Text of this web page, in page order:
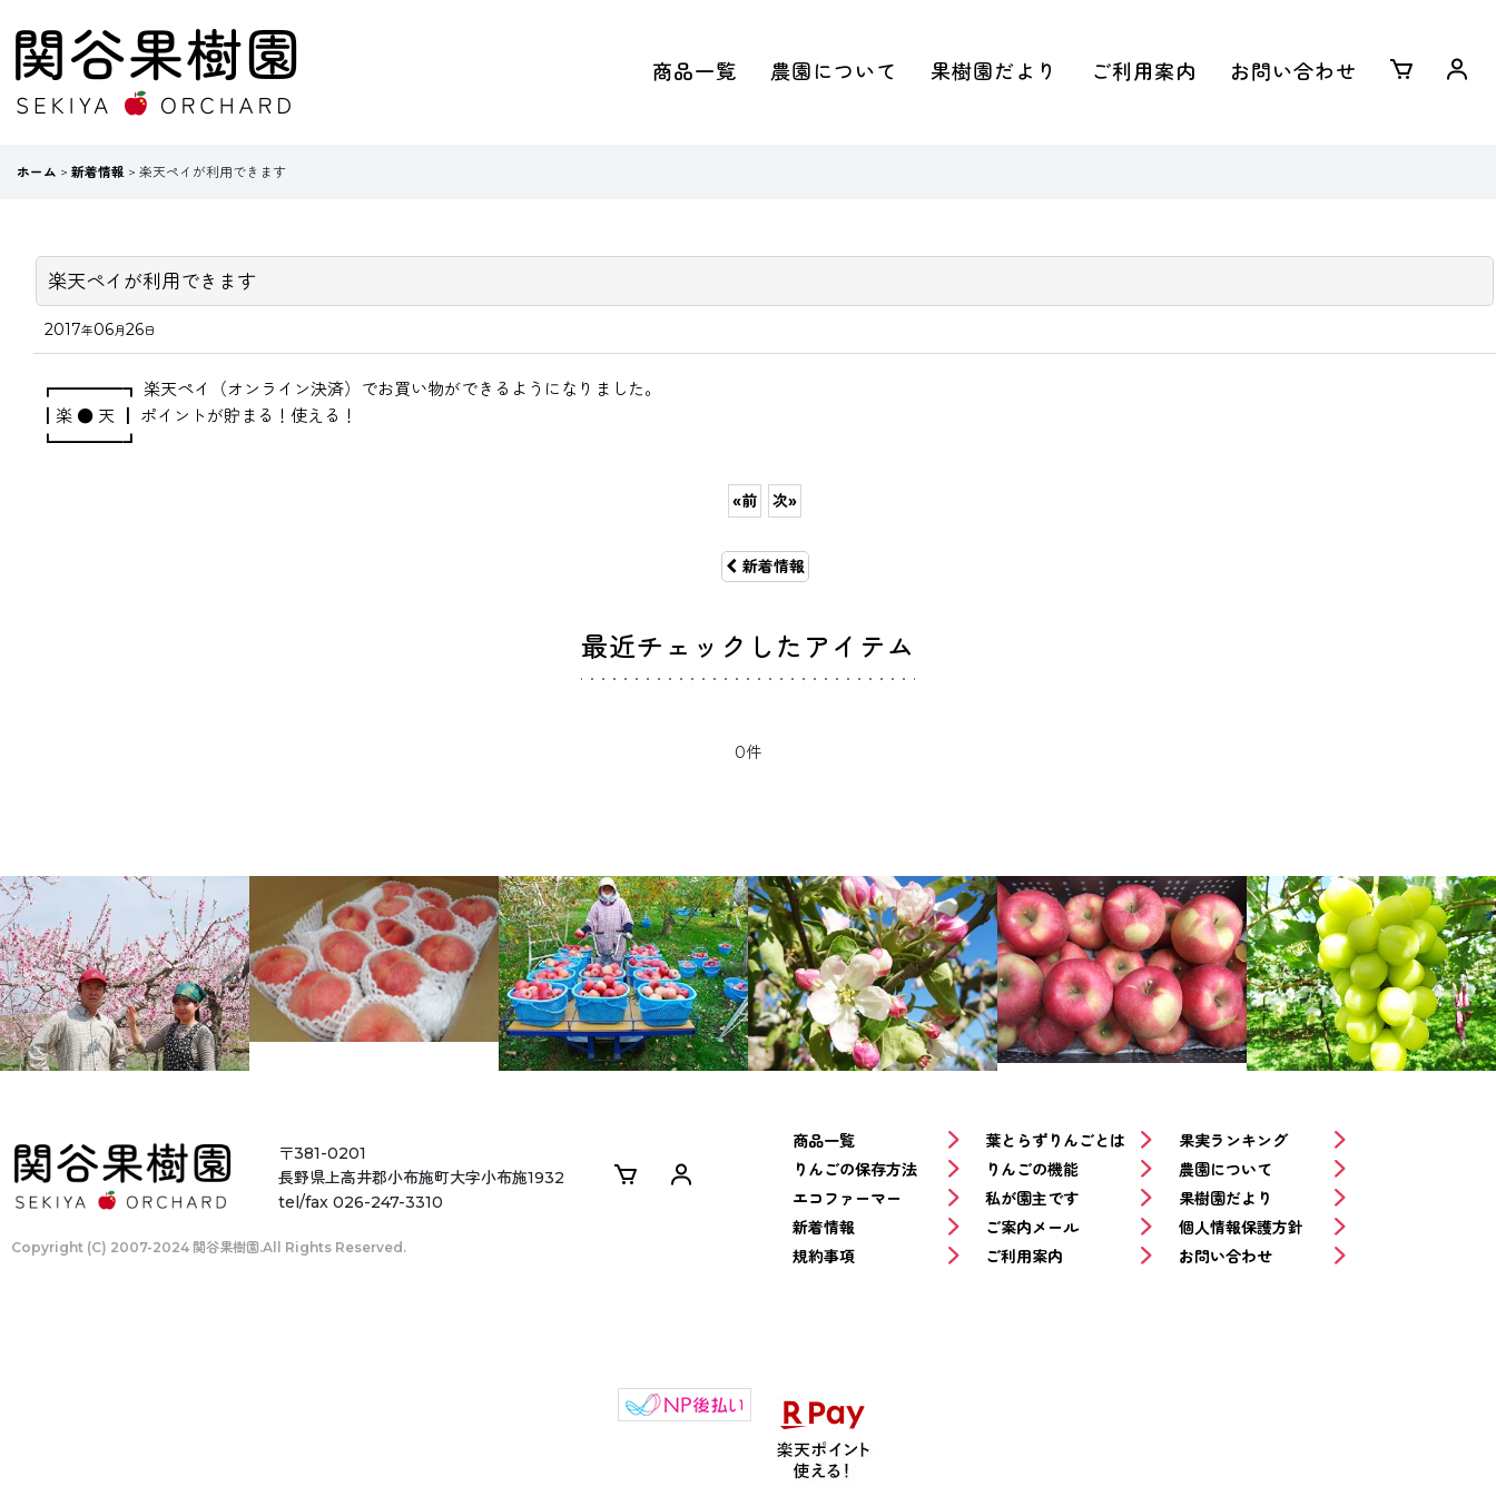
商品一覧 農園について 果樹園だより ご利用案内 お問い合わせ
ホーム > 新着情報 > 楽天ペイが利用できます
楽天ペイが利用できます
2017年06月26日
┏━━━━┓ 楽天ペイ（オンライン決済）でお買い物ができるようになりました。
┃楽 ● 天 ┃ ポイントが貯まる！使える！
┗━━━━┛
«前 次»
新着情報
最近チェックしたアイテム
0件
〒381-0201
長野県上高井郡小布施町大字小布施1932
tel/fax 026-247-3310
Copyright (C) 2007-2024 関谷果樹園.All Rights Reserved.
商品一覧 葉とらずりんごとは
果実ランキング
りんごの保存方法
りんごの機能
農園について
エコファーマー
私が園主です
果樹園だより
新着情報
ご案内メール
個人情報保護方針
規約事項
ご利用案内 お問い合わせ